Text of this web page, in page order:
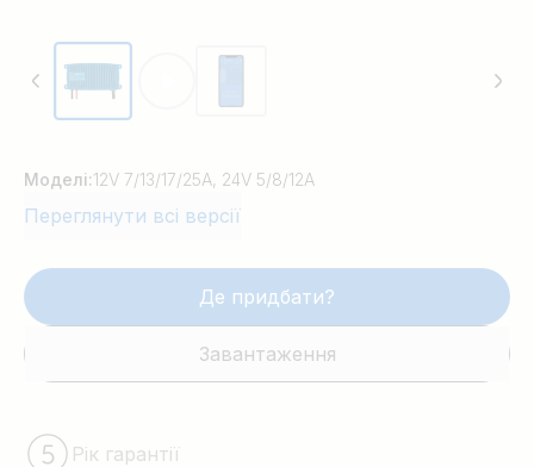
Моделі:12V 7/13/17/25A, 24V 5/8/12A
Переглянути всі версії
Де придбати?
Завантаження
Рік гарантії